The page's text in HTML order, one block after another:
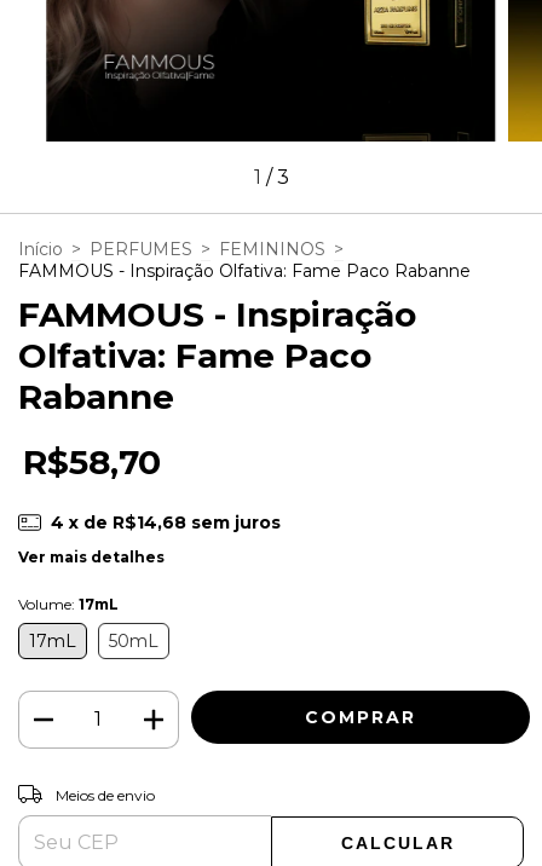
1 /3
Início > PERFUMES > FEMININOS >
FAMMOUS - Inspiração Olfativa: Fame Paco Rabanne
FAMMOUS - Inspiração
Olfativa: Fame Paco
Rabanne
R$58,70
4 x de R$14,68 sem juros
Ver mais detalhes
Volume: 17mL
17mL 50mL
Entregas para o CEP:
Meios de envio
CALCULAR